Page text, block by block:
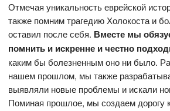
Отмечая уникальность еврейской
также помним трагедию Холокоста и
оставил после себя. Вместе мы
помнить и искренне и честно
каким бы болезненным оно ни было.
нашем прошлом, мы также
выявляли новые проблемы и искали
Поминая прошлое, мы создаем